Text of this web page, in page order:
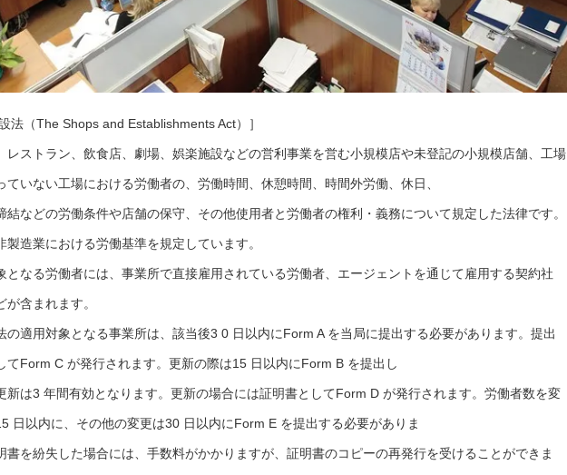
法（The Shops and Establishments Act）］
レストラン、飲食店、劇場、娯楽施設などの営利事業を営む小規模店や未登記の小規模店舗、工場
ていない工場における労働者の、労働時間、休憩時間、時間外労働、休日、
結などの労働条件や店舗の保守、その他使用者と労働者の権利・義務について規定した法律です。
製造業における労働基準を規定しています。
となる労働者には、事業所で直接雇用されている労働者、エージェントを通じて雇用する契約社
が含まれます。
の適用対象となる事業所は、該当後3 0 日以内にForm A を当局に提出する必要があります。提出
てForm C が発行されます。更新の際は15 日以内にForm B を提出し
新は3 年間有効となります。更新の場合には証明書としてForm D が発行されます。労働者数を変
日以内に、その他の変更は30 日以内にForm E を提出する必要がありま
書を紛失した場合には、手数料がかかりますが、証明書のコピーの再発行を受けることができま